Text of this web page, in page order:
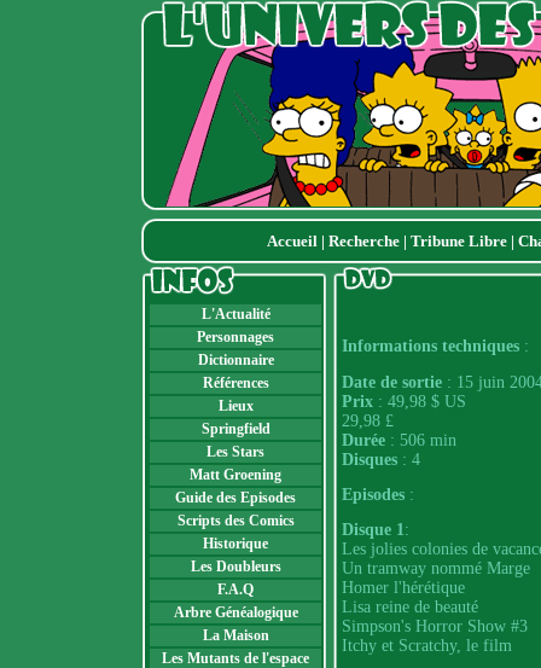
Accueil| Recherche| Tribune Libre |
L'Actualité
Personnages
Dictionnaire
Références
Lieux
Springfield
Les Stars
Matt Groening
Guide des Episodes
Scripts des Comics
Historique
Les Doubleurs
F.A.Q
Arbre Généalogique
La Maison
Les Mutants de l'espace
Informations techniques:
Date de sortie: 15 juin
Prix: 49,98 $ US
29,98 £
Durée: 506 min
Disques: 4
Episodes:
Disque 1:
Les jolies colonies de
Un tramway nommé Marge
Homer l'hérétique
Lisa reine de beauté
Simpson's Horror Show #3
Itchy et Scratchy, le film